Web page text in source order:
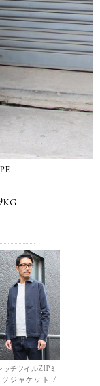
チツイルZIPミ
ツジャケット /